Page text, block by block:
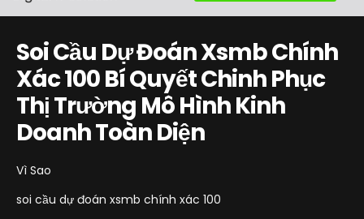
Soi Cầu Dự Đoán Xsmb Chính
Xác 100 Bí Quyết Chinh Phục
Thị Trường Mô Hình Kinh
Doanh Toàn Diện
Vì Sao
soi cầu dự đoán xsmb chính xác 100